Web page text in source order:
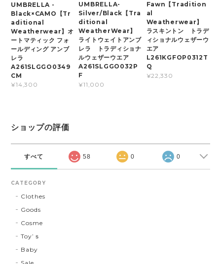
UMBRELLA -
Black×CAMO【Tr
aditional
Weatherwear】オ
ートマティック フォ
ールディング アンブ
レラ
A261SLGGO0349
CM
¥14,300
UMBRELLA-
Silver/Black【Tra
ditional
WeatherWear】
ライトウェイトアンブ
レラ トラディショナ
ルウェザーウエア
A261SLGGO032P
F
¥11,000
Fawn【Tradition
al
Weatherwear】
ラスキントン トラデ
ィショナルウェザーウ
エア
L261KGFOP0312T
Q
¥22,330
ショップの評価
すべて 58 0 0
CATEGORY
Clothes
Goods
Cosme
Toy’ｓ
Baby